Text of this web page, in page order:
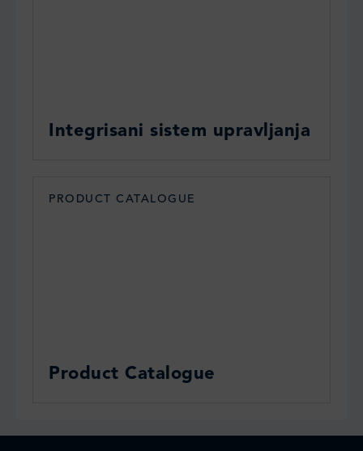
Integrisani sistem upravljanja
PRODUCT CATALOGUE
Product Catalogue